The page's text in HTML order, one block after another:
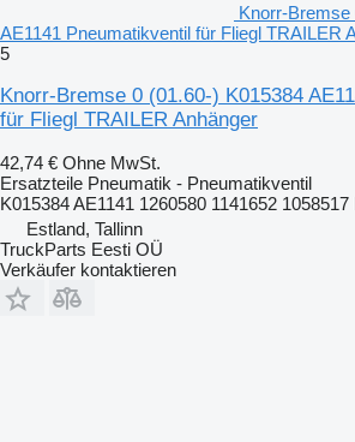
Knorr-Bremse
AE1141 Pneumatikventil für Fliegl TRAILER
5
Knorr-Bremse 0 (01.60-) K015384
für Fliegl TRAILER Anhänger
42,74 € Ohne MwSt.
Ersatzteile Pneumatik - Pneumatikventil
K015384 AE1141 1260580 1141652
Estland, Tallinn
TruckParts Eesti OÜ
Verkäufer kontaktieren